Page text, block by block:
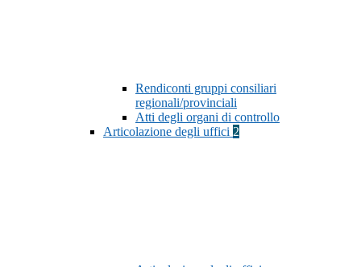
Rendiconti gruppi consiliari
regionali/provinciali
Atti degli organi di controllo
Articolazione degli uffici 2